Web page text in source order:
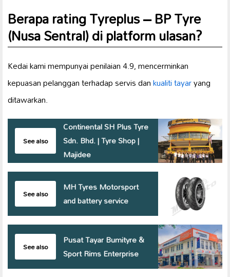
Berapa rating Tyreplus – BP Tyre
(Nusa Sentral) di platform ulasan?
Kedai kami mempunyai penilaian 4.9, mencerminkan
kepuasan pelanggan terhadap servis dankualiti tayaryang
ditawarkan.
See also
Continental SH Plus Tyre
Sdn. Bhd. | Tyre Shop |
Majidee
See also
MH Tyres Motorsport
and battery service
See also
Pusat Tayar Bumityre &
Sport Rims Enterprise